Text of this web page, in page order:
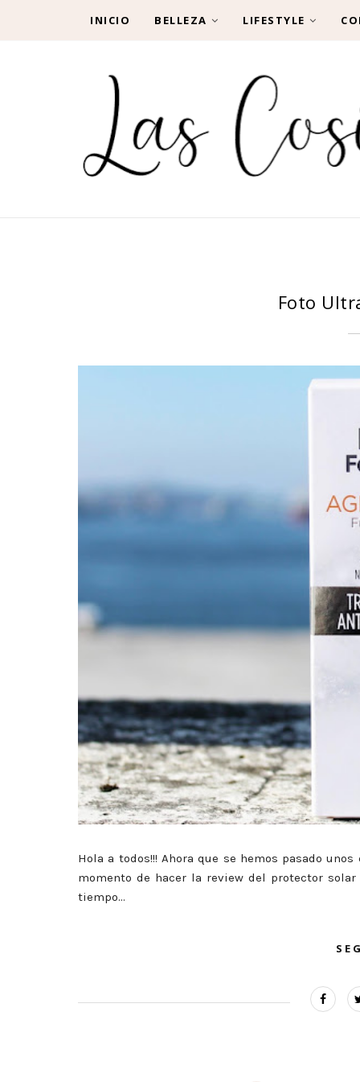
INICIO BELLEZA LIFESTYLE
Foto
Hola a todos!!! Ahora que se hemos pasado
momento de hacer la review del protector
tiempo...